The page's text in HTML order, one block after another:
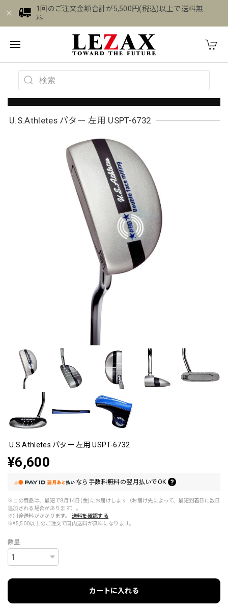
1回のご注文金額合計が5,500円(税込)以上で送料無
料
U.S.Athletes パター 左用 USPT-6732
U.S.Athletes パター 左用 USPT-6732
¥6,600
なら 手数料無料の翌月払いでOK
※この商品は、最短で8月14日(金)にお届けします（お届け先によって、最短到着日に数日
追加される場合があります）。
※別途送料がかかります。
送料を確認する
※¥5,500以上のご注文で国内送料が無料になります。
数量
カートに入れる